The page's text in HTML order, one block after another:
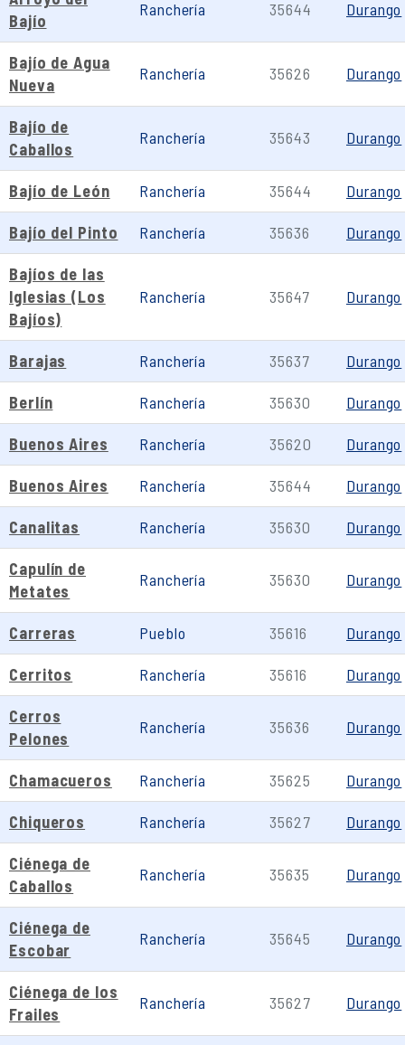
Bajío
Ranchería 35644 Durango
Bajío de Agua
Nueva
Ranchería 35626 Durango
Bajío de
Caballos
Ranchería 35643 Durango
Bajío de León Ranchería 35644 Durango
Bajío del Pinto Ranchería 35636 Durango
Bajíos de las
Iglesias (Los
Bajíos)
Ranchería 35647 Durango
Barajas Ranchería 35637 Durango
Berlín Ranchería 35630 Durango
Buenos Aires Ranchería 35620 Durango
Buenos Aires Ranchería 35644 Durango
Canalitas Ranchería 35630 Durango
Capulín de
Metates
Ranchería 35630 Durango
Carreras Pueblo 35616 Durango
Cerritos Ranchería 35616 Durango
Cerros
Pelones
Ranchería 35636 Durango
Chamacueros Ranchería 35625 Durango
Chiqueros Ranchería 35627 Durango
Ciénega de
Caballos
Ranchería 35635 Durango
Ciénega de
Escobar
Ranchería 35645 Durango
Ciénega de los
Frailes
Ranchería 35627 Durango